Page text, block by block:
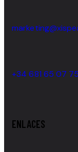
+34 681 65 07 75
ENLACES